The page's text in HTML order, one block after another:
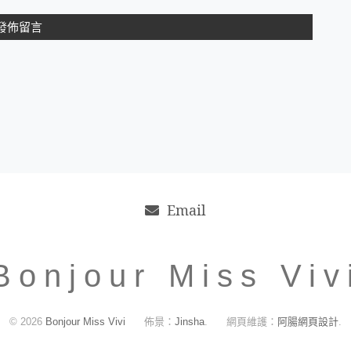
Email
Miss
© 2026 Bonjour Miss Vivi 佈景： Jinsha. 網頁維護： 阿腸網頁設計.